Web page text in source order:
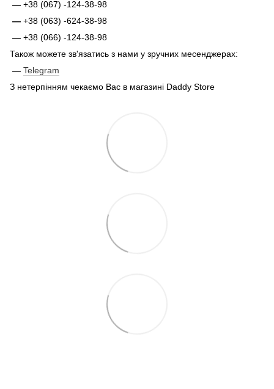
— +38 (067) -124-38-98
— +38 (063) -624-38-98
— +38 (066) -124-38-98
Також можете зв'язатись з нами у зручних месенджерах:
— Telegram
З нетерпінням чекаємо Вас в магазині Daddy Store